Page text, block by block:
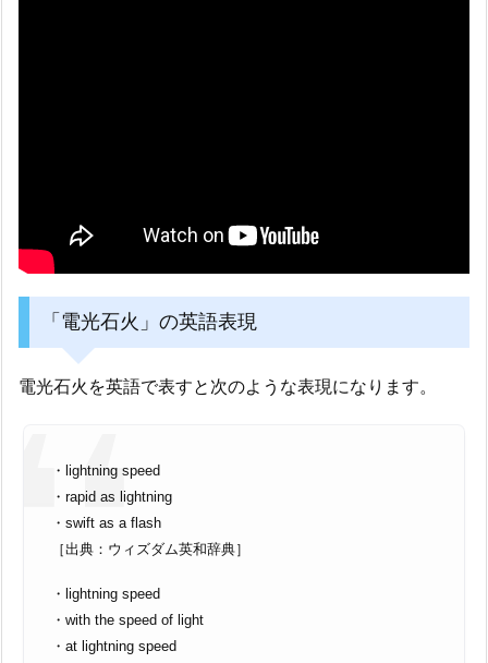
「電光石火」の英語表現
電光石火を英語で表すと次のような表現になります。
・lightning speed
・rapid as lightning
・swift as a flash
［出典：ウィズダム英和辞典］
・lightning speed
・with the speed of light
・at lightning speed